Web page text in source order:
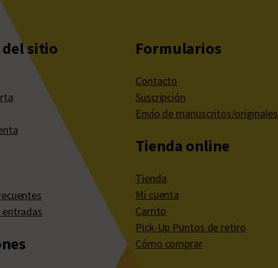
del sitio
entradas
Formularios
Contacto
Suscripción
Envío de manuscritos/originales
Tienda online
Tienda
Mi cuenta
Carrito
Pick-Up Puntos de retiro
Cómo comprar